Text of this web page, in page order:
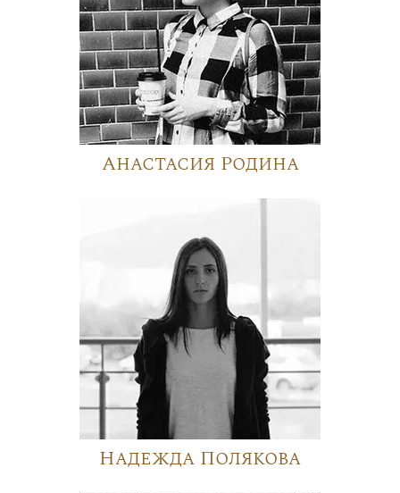
Анастасия Родина
Надежда Полякова